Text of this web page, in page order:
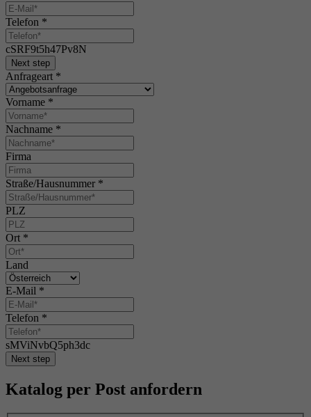
Telefon *
cSRF9t5h47Pv8N
Next step
Anfrageart *
Vorname *
Nachname *
Firma
Straße/Hausnummer *
PLZ
Ort *
Land
E-Mail *
Telefon *
sMViNvbQ5ph3dc
Next step
Katalog per Post anfordern